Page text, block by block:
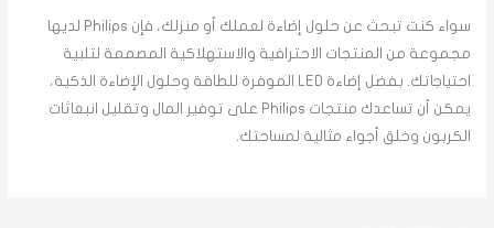
سواء كنت تبحث عن حلول إضاءة لعملك أو منزلك، فإن Philips لديها
مجموعة من المنتجات الاحترافية والاستهلاكية المصممة لتلبية
احتياجاتك. بفضل إضاءة LED الموفرة للطاقة وحلول الإضاءة الذكية،
يمكن أن تساعدك منتجات Philips على توفير المال وتقليل انبعاثات
الكربون وخلق أجواء مثالية لمساحتك.